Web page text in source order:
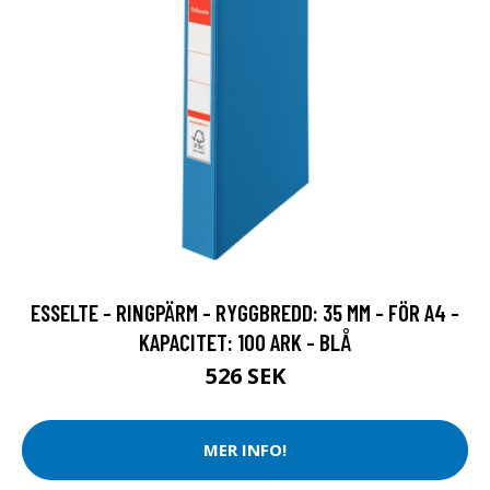
ESSELTE - RINGPÄRM - RYGGBREDD: 35 MM - FÖR A4 -
KAPACITET: 100 ARK - BLÅ
526 SEK
MER INFO!